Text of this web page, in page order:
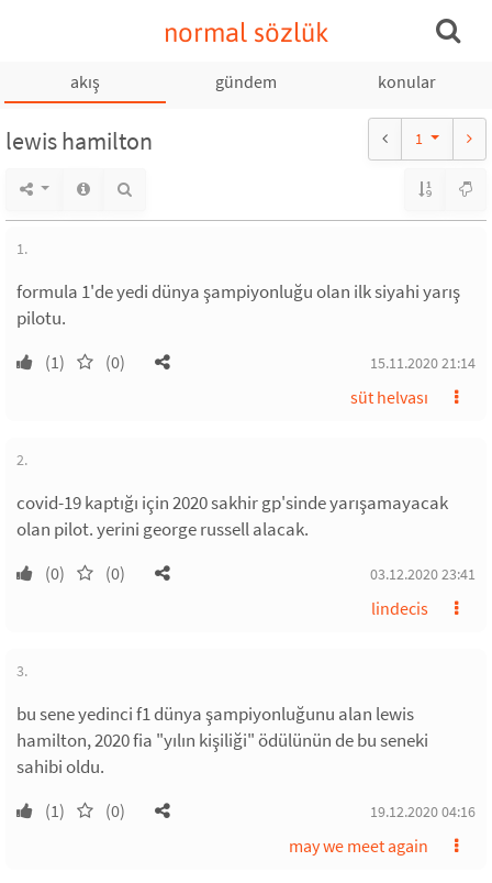
normal sözlük
akış gündem konular
lewis hamilton 1
1.
formula 1'de yedi dünya şampiyonluğu olan ilk siyahi yarış
pilotu.
(1) (0) 15.11.2020 21:14
süt helvası
2.
covid-19 kaptığı için 2020 sakhir gp'sinde yarışamayacak
olan pilot. yerini george russell alacak.
(0) (0) 03.12.2020 23:41
lindecis
3.
bu sene yedinci f1 dünya şampiyonluğunu alan lewis
hamilton, 2020 fia "yılın kişiliği" ödülünün de bu seneki
sahibi oldu.
(1) (0) 19.12.2020 04:16
may we meet again